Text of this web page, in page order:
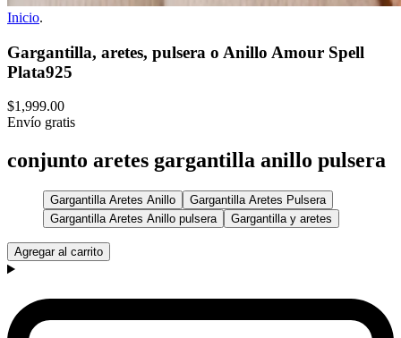
Inicio.
Gargantilla, aretes, pulsera o Anillo Amour Spell
Plata925
$1,999.00
Envío gratis
conjunto aretes gargantilla anillo pulsera
Gargantilla Aretes Anillo
Gargantilla Aretes Pulsera
Gargantilla Aretes Anillo pulsera
Gargantilla y aretes
Agregar al carrito